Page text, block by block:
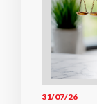
31/07/26